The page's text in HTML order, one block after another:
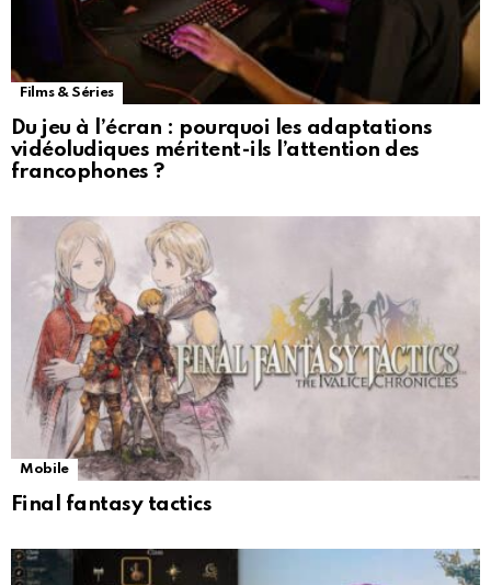
Films & Séries
Du jeu à l’écran : pourquoi les adaptations
vidéoludiques méritent-ils l’attention des
francophones ?
Mobile
Final fantasy tactics